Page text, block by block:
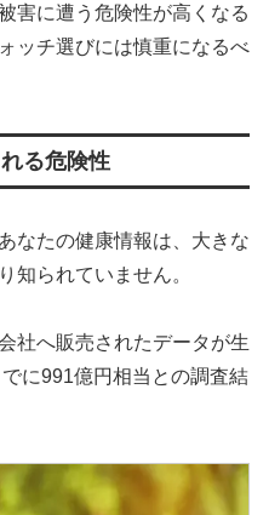
害に遭う危険性が高くなる
ッチ選びには慎重になるべ
る危険性
なたの健康情報は、大きな
知られていません。
社へ販売されたデータが生
に991億円相当との調査結